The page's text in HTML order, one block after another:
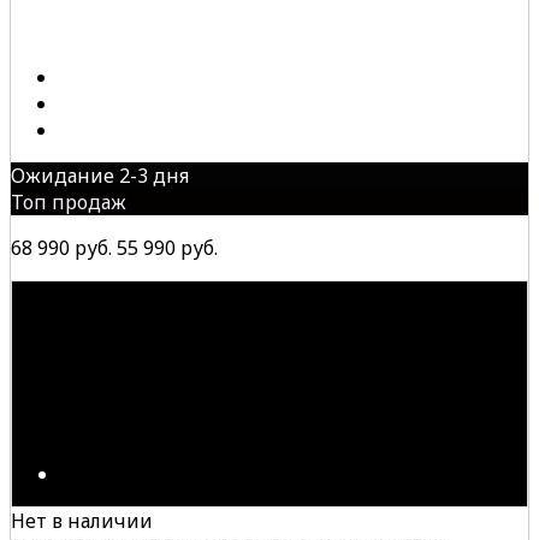
Ожидание 2-3 дня
Топ продаж
68 990 руб. 55 990 руб.
Нет в наличии